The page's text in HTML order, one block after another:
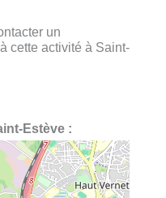
un
cette activité à Saint-
Estève :